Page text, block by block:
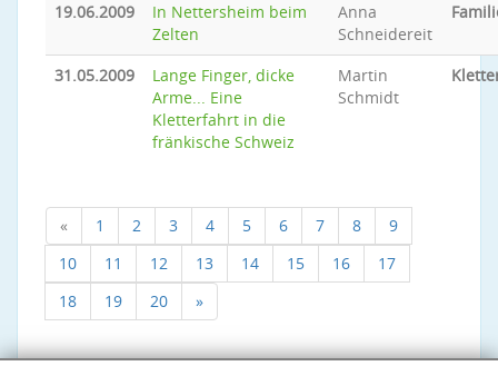
19.06.2009
In Nettersheim beim
Zelten
Anna
Schneidereit
31.05.2009
Lange Finger, dicke
Arme... Eine
Kletterfahrt in die
fränkische Schweiz
Martin
Schmidt
« 1 2 3 4 5 6 7 8
9
10
11 12 13 14 15 16
17
18
19 20 »